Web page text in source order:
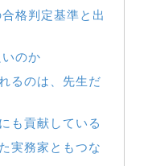
格判定基準と出
のか
るのは、先生だ
も貢献している
実務家ともつな